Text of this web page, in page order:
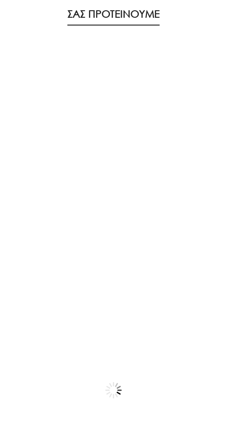
ΣΑΣ ΠΡΟΤΕΙΝΟΥΜΕ